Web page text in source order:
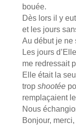
bouée.
Dès lors il y
et les jours
Au début je ne
Les jours
me redressait
Elle était la
trop shootée
remplaçaient
Nous
Bonjour,